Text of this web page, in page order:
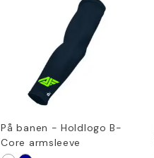
På banen - Holdlogo B-
Core armsleeve